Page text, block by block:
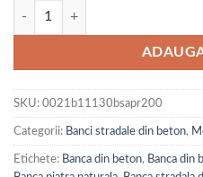
Cantitate Banca din beton cu
SKU: 0021b11130bsapr200
Categorii: Banci stradale din beton,
Etichete: Banca din beton, Banca din